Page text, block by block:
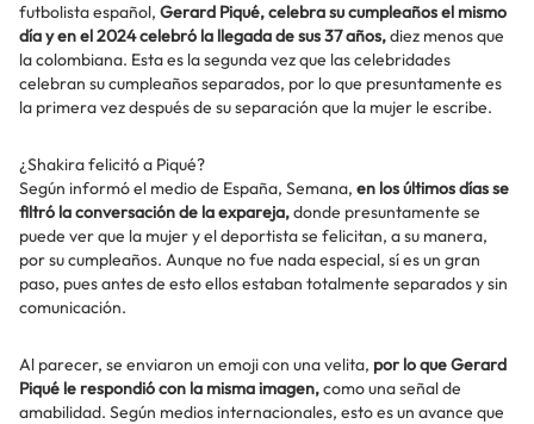
futbolista español, Gerard Piqué, celebra su cumpleaños el mismo
día y en el 2024 celebró la llegada de sus 37 años,diez menos que
la colombiana. Esta es la segunda vez que las celebridades
celebran su cumpleaños separados, por lo que presuntamente es
la primera vez después de su separación que la mujer le escribe.
¿Shakira felicitó a Piqué?
Según informó el medio de España, Semana, en los últimos días se
filtró la conversación de la expareja,donde presuntamente se
puede ver que la mujer y el deportista se felicitan, a su manera,
por su cumpleaños. Aunque no fue nada especial, sí es un gran
paso, pues antes de esto ellos estaban totalmente separados y sin
comunicación.
Al parecer, se enviaron un emoji con una velita, por lo que Gerard
Piqué le respondió con la misma imagen,como una señal de
amabilidad. Según medios internacionales, esto es un avance que